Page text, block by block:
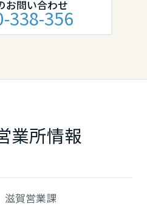
お問い合わせ
338-356
業所情報
賀営業課